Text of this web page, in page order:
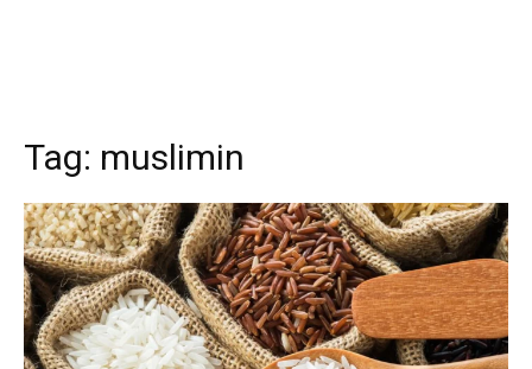
Tag: muslimin